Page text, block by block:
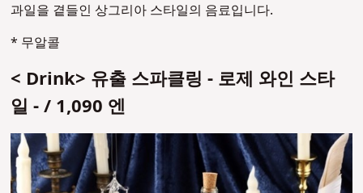
과일을 곁들인 상그리아 스타일의 음료입니다.
* 무알콜
< Drink> 유출 스파클링 - 로제 와인 스타
일 - / 1,090 엔